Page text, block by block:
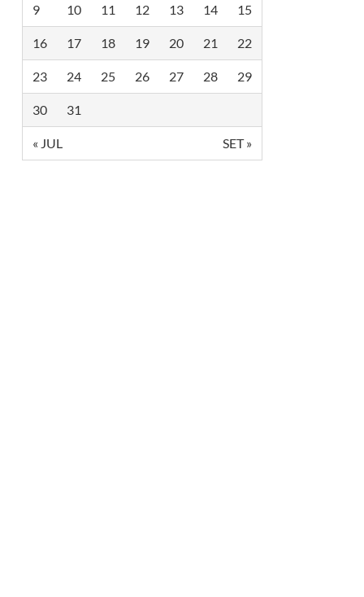
9 10 11 12 13 14 15
16 17 18 19 20 21 22
23 24 25 26 27 28 29
30 31
« JUL SET »